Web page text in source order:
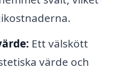
Ett välskött
värde och